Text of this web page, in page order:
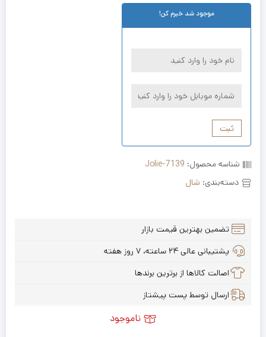
موجود شد خبرم کن!
ثبت
شناسه محصول: Jolie-7139
دسته‌بندی: شال
تضمین بهترین قیمت بازار
پشتیبانی عالی ۲۴ ساعته، ۷ روز هفته
اصالت کالاها از برترین برندها
ارسال توسط پست پیشتاز
ناموجود